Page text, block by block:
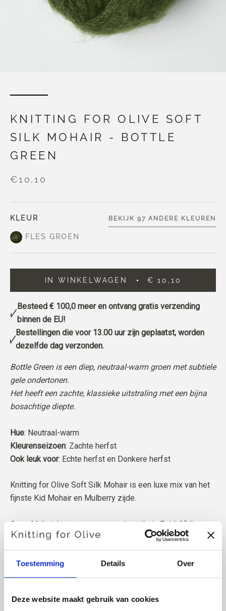
Toestemming Details Over
Deze website maakt gebruik van cookies
KNITTING FOR OLIVE SOFT
SILK MOHAIR - BOTTLE
GREEN
€10,10
KLEUR
FLES GROEN
BEKIJK 97 ANDERE KLEUREN
IN WINKELWAGEN € 10,10
Besteed € 100,0meer en ontvang gratis verzending
binnen de EU!
Bestellingen die voor 13.00 uur zijn geplaatst, worden
dezelfde dag verzonden.
Bottle Green is een diep, neutraal-warm groen met subtiele
gele ondertonen.
Het heeft een zachte, klassieke uitstraling met een bijna
bosachtige diepte.
Hue: Neutraal-warm
Kleurenseizoen: Zachte herfst
Ook leuk voor: Echte herfst en Donkere herfst
Knitting for Olive Soft Silk Mohair is een luxe mix van het
fijnste Kid Mohair en Mulberry zijde.
Onze Mohair komt van angorageiten die in Zuid-Afrika
worden gefokt, en het garen wordt ook lokaal
geproduceerd. Onze garens zijn traceerbaar tot de
individuele boerderijen, wat betekent dat we precies
weten van welke boerderijen, boeren en geiten onze wol